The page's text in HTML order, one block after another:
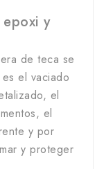
y
de teca se
el vaciado
el
el
y por
y proteger